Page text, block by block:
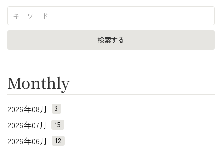
Monthly
2026年08月 3
2026年07月 15
2026年06月 12